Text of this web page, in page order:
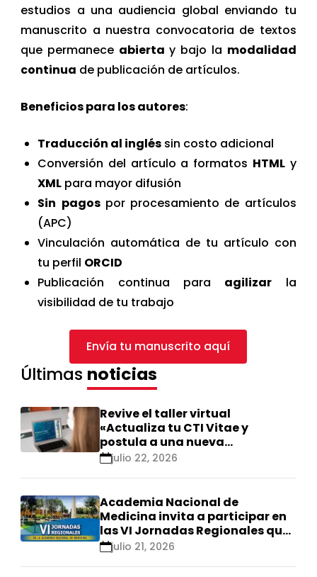
estudios a una audiencia global enviando tu
manuscrito a nuestra convocatoria de textos
que permanece abierta y bajo la modalidad
continua de publicación de artículos.
Beneficios para los autores:
Traducción al inglés sin costo adicional
Conversión del artículo a formatos HTMLy
XML para mayor difusión
Sin pagospor procesamiento de artículos
(APC)
Vinculación automática de tu artículo con
tu perfil ORCID
Publicación continua para agilizar la
visibilidad de tu trabajo
Envía tu manuscrito aquí
Últimas noticias
Revive el taller virtual
«Actualiza tu CTI Vitae y
postula a una nueva
calificación Renacyt»
julio 22, 2026
Academia Nacional de
Medicina invita a participar en
las VI Jornadas Regionales que
se realizarán en Ica
julio 21, 2026